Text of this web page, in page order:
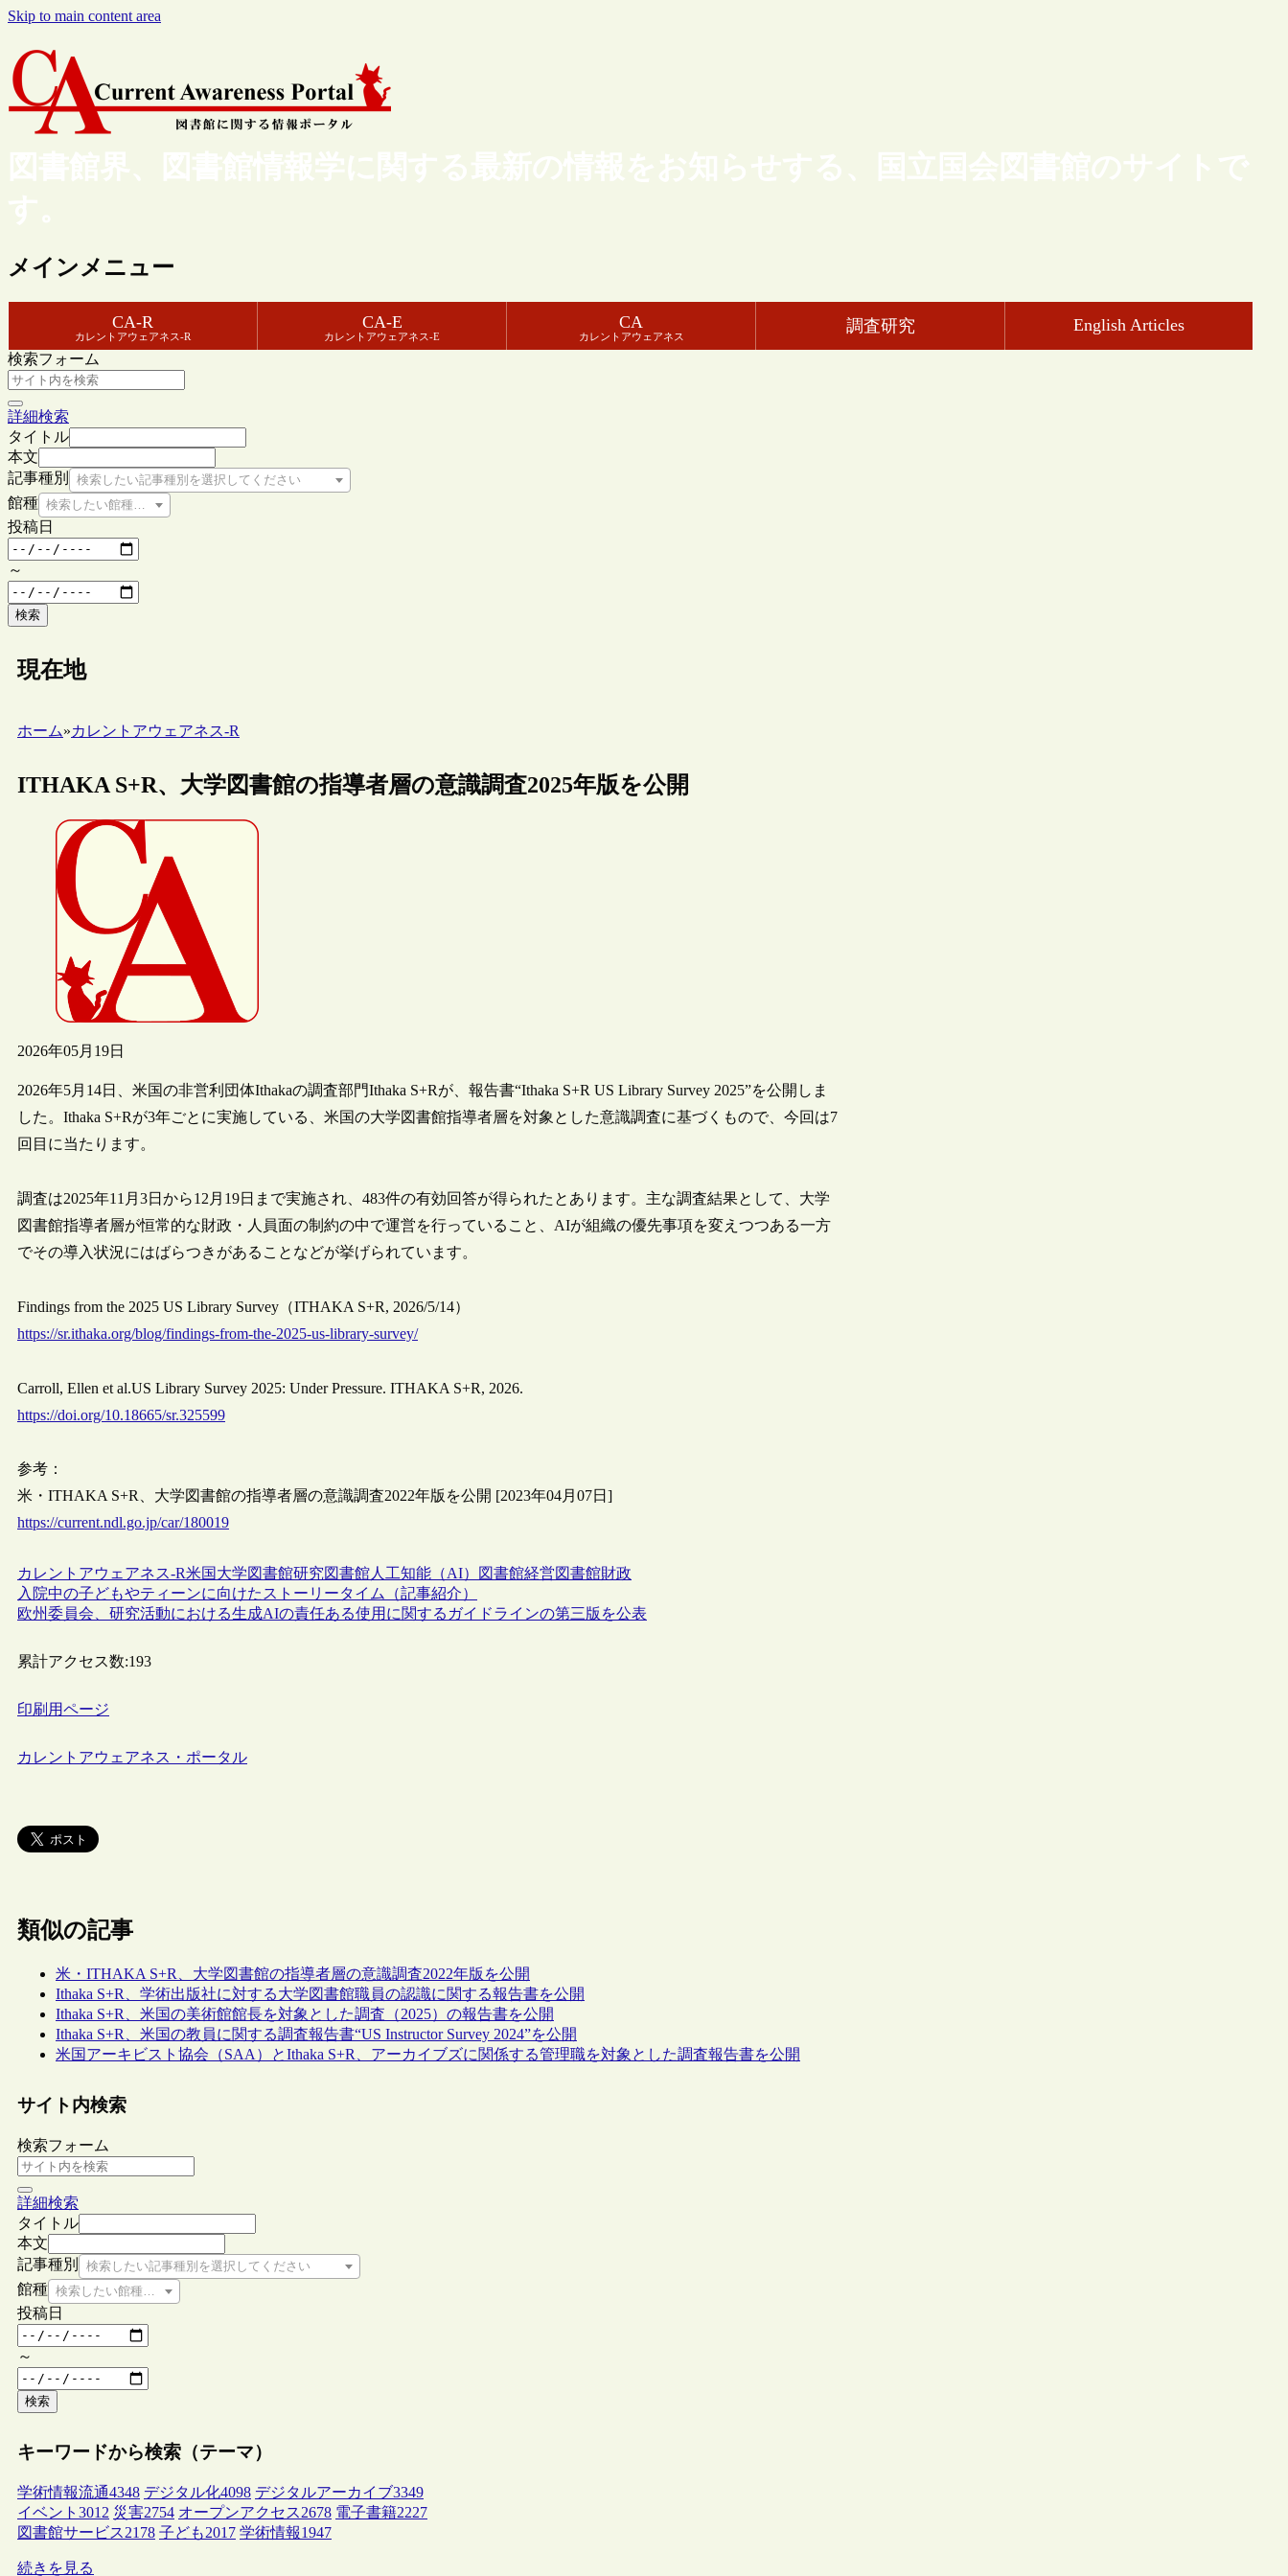
Skip to main content area
図書館界、図書館情報学に関する最新の情報をお知らせする、国立国会図書館のサイトで
す。
メインメニュー
CA-R
カレントアウェアネス-R
CA-E
カレントアウェアネス-E
CA
カレントアウェアネス
調査研究 English Articles
検索フォーム
詳細検索
タイトル
本文
記事種別
検索したい記事種別を選択してください
館種 検索したい館種を選択してください
投稿日
～
検索
現在地
ホーム»カレントアウェアネス-R
ITHAKA S+R、大学図書館の指導者層の意識調査2025年版を公開
2026年05月19日
2026年5月14日、米国の非営利団体Ithakaの調査部門Ithaka S+Rが、報告書“Ithaka S+R US Library Survey 2025”を公開しま
した。Ithaka S+Rが3年ごとに実施している、米国の大学図書館指導者層を対象とした意識調査に基づくもので、今回は7
回目に当たります。
調査は2025年11月3日から12月19日まで実施され、483件の有効回答が得られたとあります。主な調査結果として、大学
図書館指導者層が恒常的な財政・人員面の制約の中で運営を行っていること、AIが組織の優先事項を変えつつある一方
でその導入状況にはばらつきがあることなどが挙げられています。
Findings from the 2025 US Library Survey（ITHAKA S+R, 2026/5/14）
https://sr.ithaka.org/blog/findings-from-the-2025-us-library-survey/
Carroll, Ellen et al.US Library Survey 2025: Under Pressure. ITHAKA S+R, 2026.
https://doi.org/10.18665/sr.325599
参考：
米・ITHAKA S+R、大学図書館の指導者層の意識調査2022年版を公開 [2023年04月07日]
https://current.ndl.go.jp/car/180019
カレントアウェアネス-R米国 大学図書館研究図書館人工知能（AI） 図書館経営図書館財政
入院中の子どもやティーンに向けたストーリータイム（記事紹介）
欧州委員会、研究活動における生成AIの責任ある使用に関するガイドラインの第三版を公表
累計アクセス数:193
印刷用ページ
カレントアウェアネス・ポータル
類似の記事
米・ITHAKA S+R、大学図書館の指導者層の意識調査2022年版を公開
Ithaka S+R、学術出版社に対する大学図書館職員の認識に関する報告書を公開
Ithaka S+R、米国の美術館館長を対象とした調査（2025）の報告書を公開
Ithaka S+R、米国の教員に関する調査報告書“US Instructor Survey 2024”を公開
米国アーキビスト協会（SAA）とIthaka S+R、アーカイブズに関係する管理職を対象とした調査報告書を公開
サイト内検索
検索フォーム
詳細検索
タイトル
本文
記事種別
検索したい記事種別を選択してください
館種 検索したい館種を選択してください
投稿日
～
検索
キーワードから検索（テーマ）
学術情報流通4348 デジタル化4098 デジタルアーカイブ3349
イベント 3012 災害2754 オープンアクセス2678 電子書籍2227
図書館サービス2178 子ども2017 学術情報1947
続きを見る